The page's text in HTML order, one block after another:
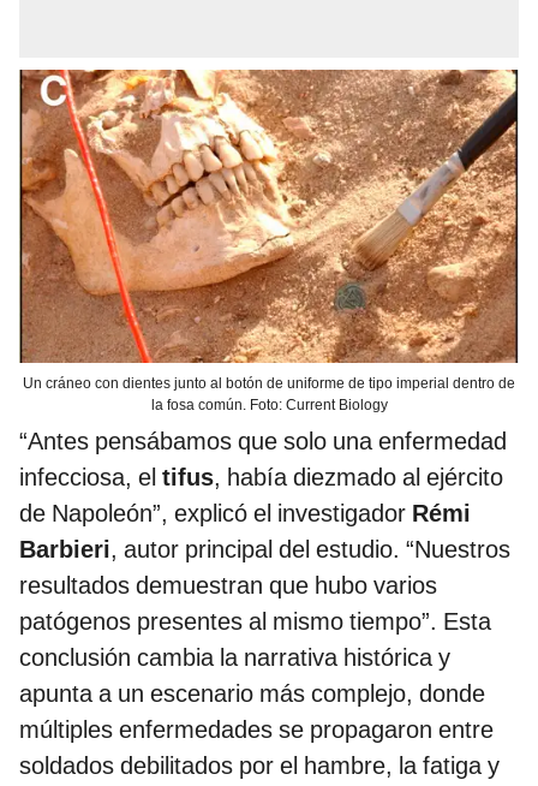
Un cráneo con dientes junto al botón de uniforme de tipo imperial dentro de
la fosa común. Foto: Current Biology
“Antes pensábamos que solo una enfermedad
infecciosa, el tifus, había diezmado al ejército
de Napoleón”, explicó el investigador Rémi
Barbieri, autor principal del estudio. “Nuestros
resultados demuestran que hubo varios
patógenos presentes al mismo tiempo”. Esta
conclusión cambia la narrativa histórica y
apunta a un escenario más complejo, donde
múltiples enfermedades se propagaron entre
soldados debilitados por el hambre, la fatiga y